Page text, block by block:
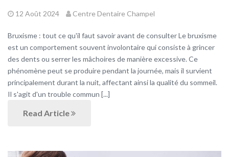
12 Août 2024 Centre Dentaire Champel
Bruxisme : tout ce qu'il faut savoir avant de consulter Le bruxisme
est un comportement souvent involontaire qui consiste à grincer
des dents ou serrer les mâchoires de manière excessive. Ce
phénomène peut se produire pendant la journée, mais il survient
principalement durant la nuit, affectant ainsi la qualité du sommeil.
Il s'agit d'un trouble commun [...]
Read Article